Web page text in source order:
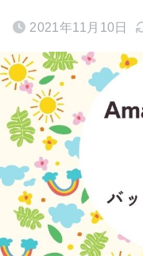
2021年11月10日